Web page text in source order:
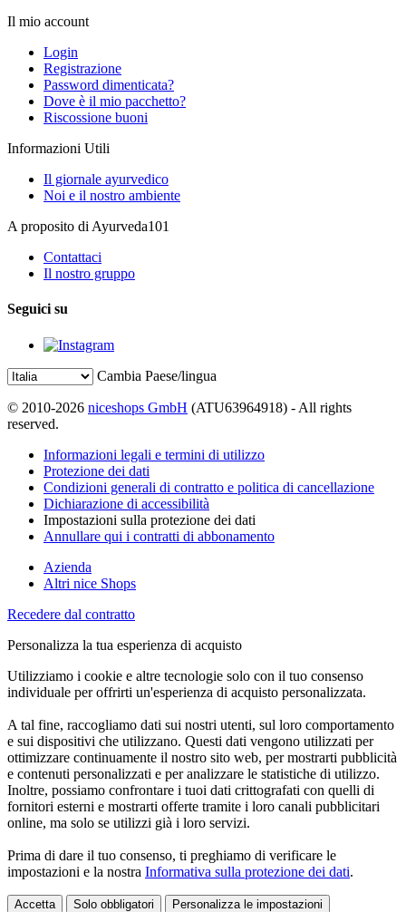
Il mio account
Login
Registrazione
Password dimenticata?
Dove è il mio pacchetto?
Riscossione buoni
Informazioni Utili
Il giornale ayurvedico
Noi e il nostro ambiente
A proposito di Ayurveda101
Contattaci
Il nostro gruppo
Seguici su
Cambia Paese/lingua
© 2010-2026 niceshops GmbH (ATU63964918) - All rights
reserved.
Informazioni legali e termini di utilizzo
Protezione dei dati
Condizioni generali di contratto e politica di cancellazione
Dichiarazione di accessibilità
Impostazioni sulla protezione dei dati
Annullare qui i contratti di abbonamento
Azienda
Altri nice Shops
Recedere dal contratto
Personalizza la tua esperienza di acquisto
Utilizziamo i cookie e altre tecnologie solo con il tuo consenso
individuale per offrirti un'esperienza di acquisto personalizzata.
A tal fine, raccogliamo dati sui nostri utenti, sul loro comportamento
e sui dispositivi che utilizzano. Questi dati vengono utilizzati per
ottimizzare continuamente il nostro sito web, per mostrarti pubblicità
e contenuti personalizzati e per analizzare le statistiche di utilizzo.
Inoltre, possiamo confrontare i tuoi dati crittografati con quelli di
fornitori esterni e mostrarti offerte tramite i loro canali pubblicitari
online, ma solo se utilizzi già i loro servizi.
Prima di dare il tuo consenso, ti preghiamo di verificare le
impostazioni e la nostra Informativa sulla protezione dei dati.
Accetta Solo obbligatori Personalizza le impostazioni